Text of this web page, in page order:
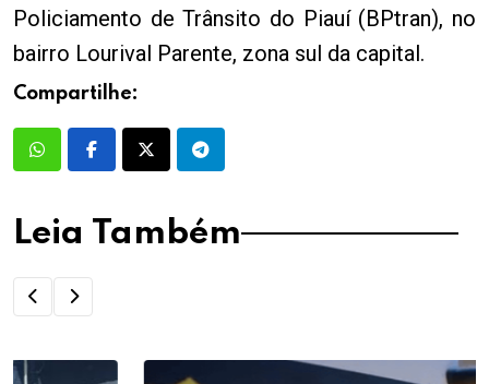
Policiamento de Trânsito do Piauí (BPtran), no
bairro Lourival Parente, zona sul da capital.
Compartilhe:
Leia Também